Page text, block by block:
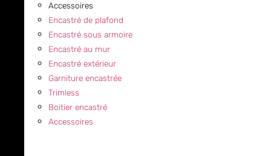
Accessoires
Encastré de plafond
Encastré sous armoire
Encastré au mur
Encastré extérieur
Garniture encastrée
Trimless
Boitier encastré
Accessoires